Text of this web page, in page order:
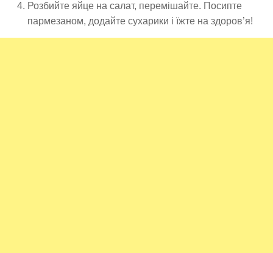
Розбийте яйце на салат, перемішайте. Посипте
пармезаном, додайте сухарики і їжте на здоров’я!